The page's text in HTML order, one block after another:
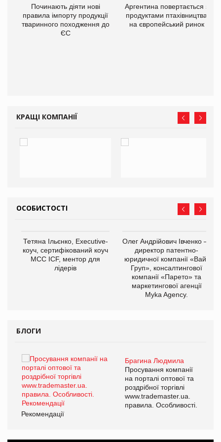
Починають діяти нові
правила імпорту продукції
тваринного походження до
ЄС
Аргентина повертається з
продуктами птахівництва
на європейський ринок
КРАЩІ КОМПАНІЇ
ОСОБИСТОСТІ
Тетяна Ільєнко, Executive-
коуч, сертифікований коуч
МСС ICF, ментор для
лідерів
Олег Андрійович Івченко —
директор патентно-
юридичної компанії «Вайз
Груп», консалтингової
компанії «Парето» та
маркетингової агенції
Myka Agency.
БЛОГИ
Брагина Людмила
Просування компанії
на порталі оптової та
роздрібної торгівлі
www.trademaster.ua.
правила. Особливості.
Рекомендації